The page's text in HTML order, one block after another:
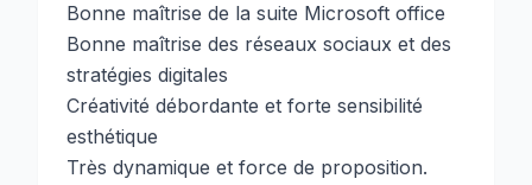
Bonne maîtrise de la suite Microsoft office
Bonne maîtrise des réseaux sociaux et des
stratégies digitales
Créativité débordante et forte sensibilité
esthétique
Très dynamique et force de proposition.